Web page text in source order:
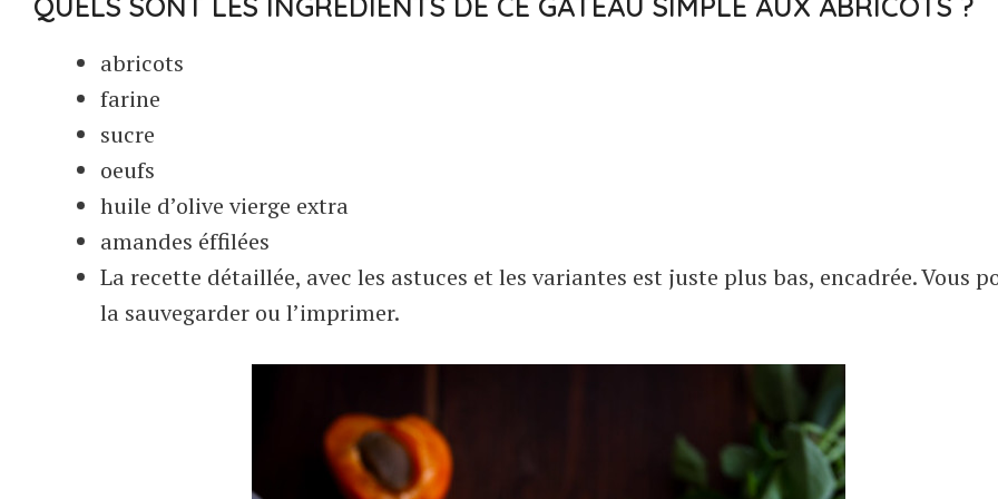
abricots
farine
sucre
oeufs
huile d’olive vierge extra
amandes éffilées
La recette détaillée, avec les astuces et les variantes est juste plus bas, encadrée. Vous
la sauvegarder ou l’imprimer.